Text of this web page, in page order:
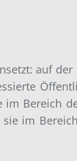
auf der
im Bereich
im